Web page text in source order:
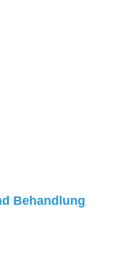
Behandlung